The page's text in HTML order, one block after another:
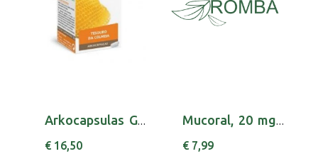
Arkocapsulas Geleia Real Caps X50 cáps
€ 16,50
Mucoral, 20 mg/mL-200mL x 1 xar mL
€ 7,99